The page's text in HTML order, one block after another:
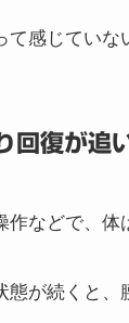
感じていな
回復が追
などで、体
が続くと、